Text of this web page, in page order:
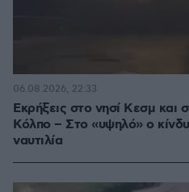
Εκρήξεις στο νησί Κεσμ και
Κόλπο – Στο «υψηλό» ο
ναυτιλία
06.08.2026, 22:33